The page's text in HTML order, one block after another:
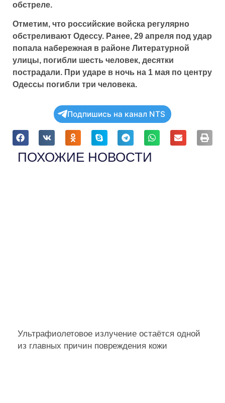
обстреле.
Отметим, что российские войска регулярно
обстреливают Одессу. Ранее, 29 апреля под удар
попала набережная в районе Литературной
улицы, погибли шесть человек, десятки
пострадали. При ударе в ночь на 1 мая по центру
Одессы погибли три человека.
Подпишись на канал NTS
ПОХОЖИЕ НОВОСТИ
Ультрафиолетовое излучение остаётся одной
из главных причин повреждения кожи